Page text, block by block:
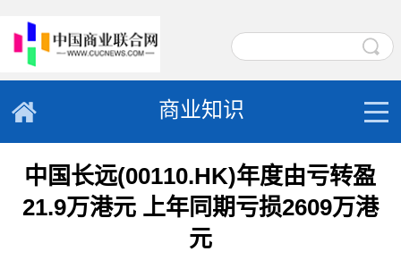
商业知识
中国长远(00110.HK)年度由亏转盈
21.9万港元 上年同期亏损2609万港
元